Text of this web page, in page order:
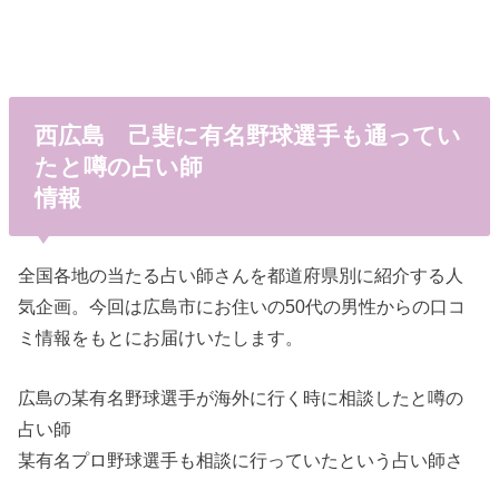
西広島 己斐に有名野球選手も通ってい
たと噂の占い師
情報
全国各地の当たる占い師さんを都道府県別に紹介する人
気企画。今回は広島市にお住いの50代の男性からの口コ
ミ情報をもとにお届けいたします。
広島の某有名野球選手が海外に行く時に相談したと噂の
占い師
某有名プロ野球選手も相談に行っていたという占い師さ